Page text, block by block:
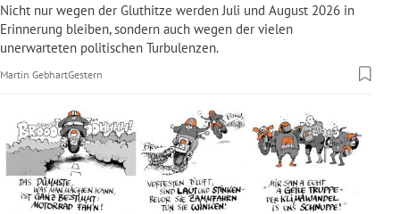
Untermenü
Untermenü
Untermenü
Untermenü
Nicht nur wegen der Gluthitze werden Juli und August 2026 in
Erinnerung bleiben, sondern auch wegen der vielen
unerwarteten politischen Turbulenzen.
Martin GebhartGestern